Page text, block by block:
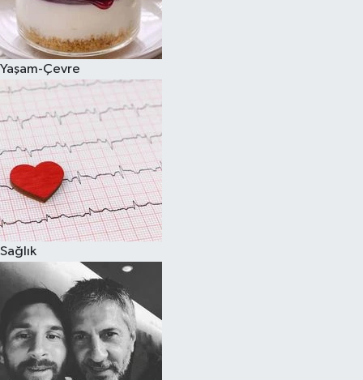
Yaşam-Çevre
Sağlık
Burç Yorumları
Çocuk
Eğitim
Hava Durumu
Kadın
Kim kimdir?
Kültür Sanat
Sağlık